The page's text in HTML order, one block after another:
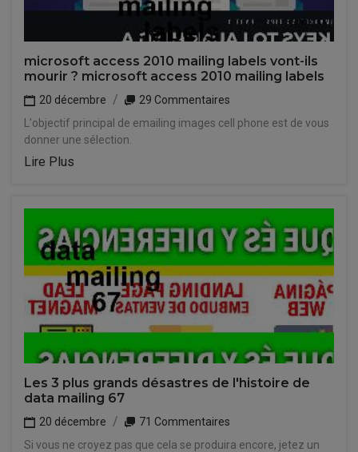
microsoft access 2010 mailing labels vont-ils
mourir ? microsoft access 2010 mailing labels
20 décembre
29 Commentaires
L'objectif principal de emailing images cell phone est de vous
donner une sélection.
Lire Plus
Les 3 plus grands désastres de l'histoire de
data mailing 67
20 décembre
71 Commentaires
Si vous ne croyez pas que cela se produira encore, jetez un